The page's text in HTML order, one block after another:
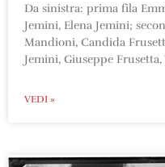
Da sinistra: prima fila
Jemini, Elena Jemini;
Mandioni, Candida
Jemini, Giuseppe
VEDI »